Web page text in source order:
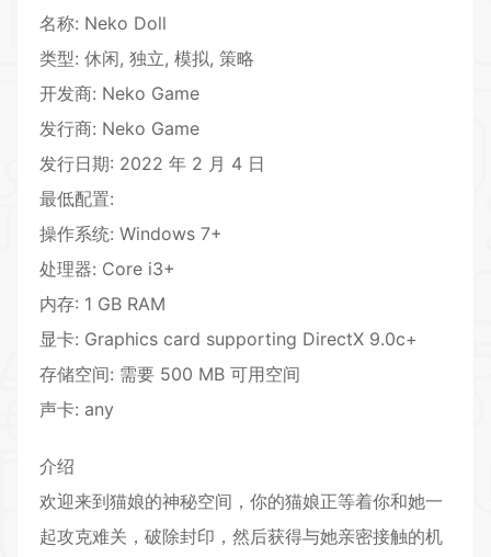
名称: Neko Doll
类型: 休闲, 独立, 模拟, 策略
开发商: Neko Game
发行商: Neko Game
发行日期: 2022 年 2 月 4 日
最低配置:
操作系统: Windows 7+
处理器: Core i3+
内存: 1 GB RAM
显卡: Graphics card supporting DirectX 9.0c+
存储空间: 需要 500 MB 可用空间
声卡: any
介绍
欢迎来到猫娘的神秘空间，你的猫娘正等着你和她一
起攻克难关，破除封印，然后获得与她亲密接触的机